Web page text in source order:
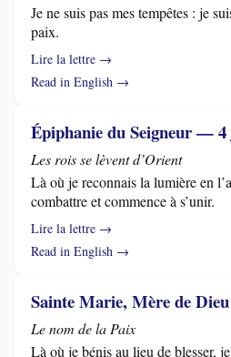
Je ne suis pas mes tempêtes : je
paix.
Lire la lettre →
Read in English →
Épiphanie du Seigneur — 4
Les rois se lèvent d’Orient
Là où je reconnais la lumière en
combattre et commence à s’unir.
Lire la lettre →
Read in English →
Sainte Marie, Mère de
Le nom de la Paix
Là où je bénis au lieu de blesser,